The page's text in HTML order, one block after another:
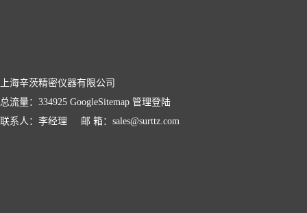
上海辛茨精密仪器有限公司
总流量：334925 GoogleSitemap 管理登陆
联系人：李经理 邮 箱：sales@surttz.com